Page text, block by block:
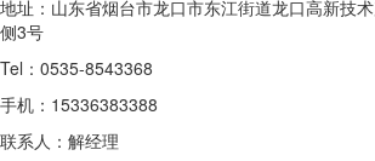
地址：山东省烟台市龙口市东江街道龙口高新技
侧3号
Tel：0535-8543368
手机：15336383388
联系人：解经理